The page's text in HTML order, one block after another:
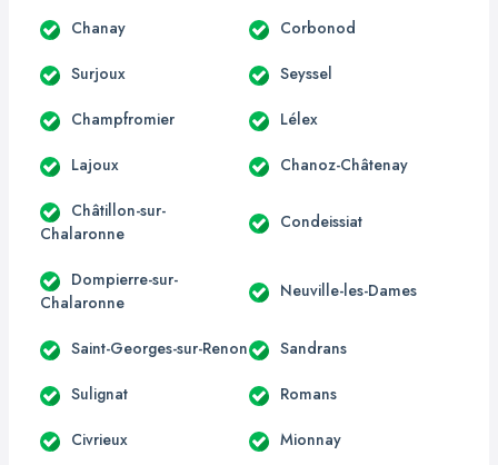
Chanay Corbonod
Surjoux Seyssel
Champfromier Lélex
Lajoux Chanoz-Châtenay
Châtillon-sur-
Chalaronne
Condeissiat
Dompierre-sur-
Chalaronne
Neuville-les-Dames
Saint-Georges-sur-Renon Sandrans
Sulignat Romans
Civrieux Mionnay